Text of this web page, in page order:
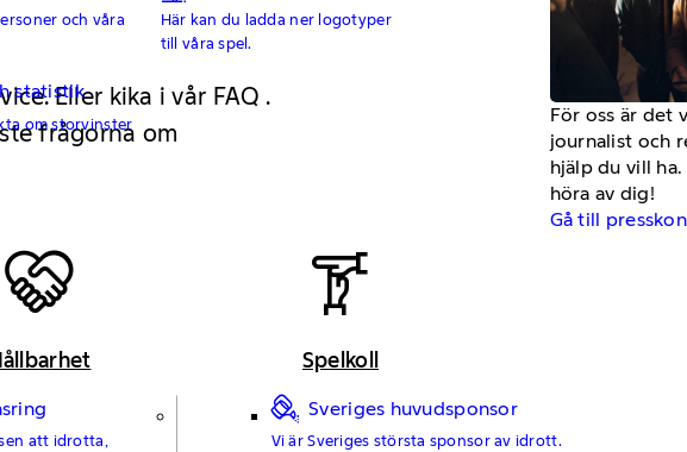
och våra
Här kan du ladda ner logotyper
till våra spel.
statistik
om storvinster
För oss är det
journalist och
hjälp du vill
höra av dig!
Gå till
att idrotta,
Sveriges huvudsponsor
Vi är Sveriges största sponsor av idrott.
Eller kika i vår FAQ .
frågorna om
Spelkoll